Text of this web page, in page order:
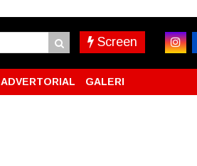
Screen
ADVERTORIAL GALERI